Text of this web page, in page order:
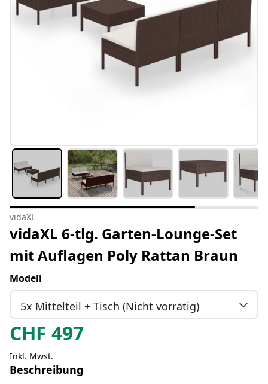
vidaXL
vidaXL 6-tlg. Garten-Lounge-Set
mit Auflagen Poly Rattan Braun
Modell
5x Mittelteil + Tisch (Nicht vorrätig)
CHF 497
Inkl. Mwst.
Beschreibung